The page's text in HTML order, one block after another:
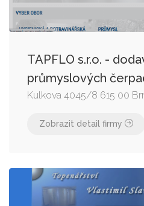
TAPFLO s.r.o. -
průmyslových
Kulkova 4045/8 615 00
Zobrazit detail firmy